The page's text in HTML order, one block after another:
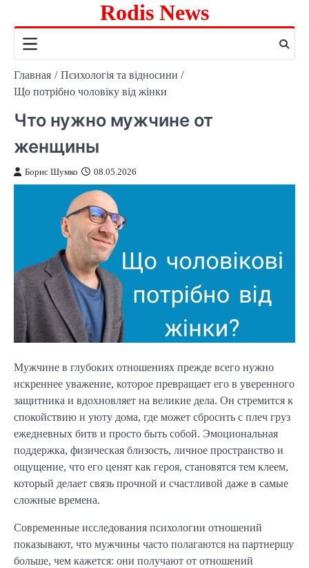
содержимому
Rodis News
Главная
Психологія та відносини
Що потрібно чоловіку від жінки
Что нужно мужчине от
женщины
Борис Шумко 08.05.2026
Мужчине в глубоких отношениях прежде всего нужно
искреннее уважение, которое превращает его в уверенного
защитника и вдохновляет на великие дела. Он стремится к
спокойствию и уюту дома, где может сбросить с плеч груз
ежедневных битв и просто быть собой. Эмоциональная
поддержка, физическая близость, личное пространство и
ощущение, что его ценят как героя, становятся тем клеем,
который делает связь прочной и счастливой даже в самые
сложные времена.
Современные исследования психологии отношений
показывают, что мужчины часто полагаются на партнершу
больше, чем кажется: они получают от отношений